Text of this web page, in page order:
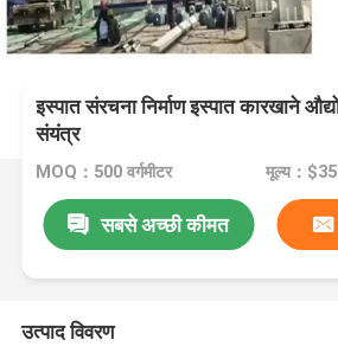
इस्पात संरचना निर्माण इस्पात कारखाने
संयंत्र
MOQ：500 वर्गमीटर मूल्य：
सबसे अच्छी कीमत
उत्पाद विवरण